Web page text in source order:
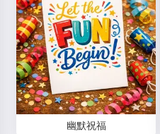
幽默祝福
我接受
隱私政
退款政